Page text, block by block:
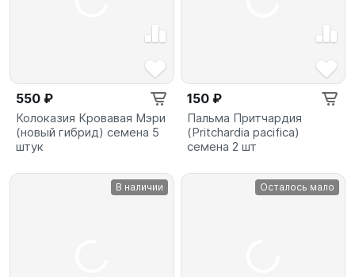
550 ₽
Колоказия Кровавая Мэри
(новый гибрид) семена 5
штук
150 ₽
Пальма Притчардия
(Pritchardia pacifica)
семена 2 шт
В наличии Осталось мало